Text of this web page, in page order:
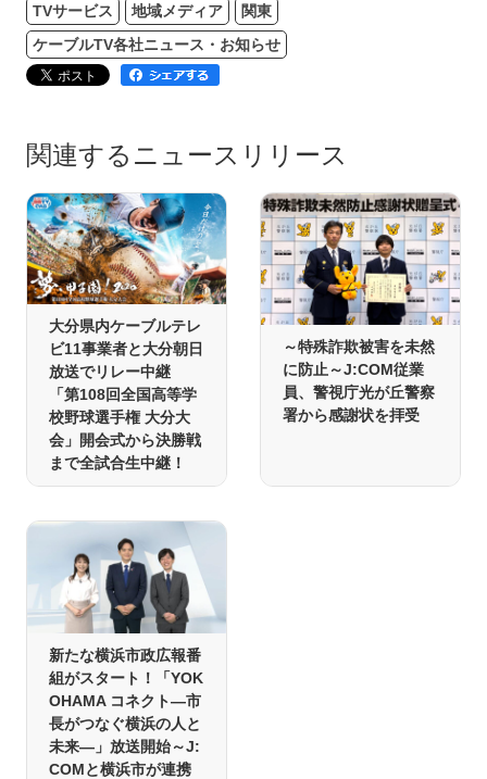
TVサービス 地域メディア
関東
ケーブルTV各社ニュース・お知らせ
関連するニュースリリース
大分県内ケーブルテレ
ビ11事業者と大分朝日
放送でリレー中継
「第108回全国高等学
校野球選手権 大分大
会」開会式から決勝戦
まで全試合生中継！
～特殊詐欺被害を未然
に防止～J:COM従業
員、警視庁光が丘警察
署から感謝状を拝受
新たな横浜市政広報番
組がスタート！「YOK
OHAMA コネクト―市
長がつなぐ横浜の人と
未来―」放送開始～J:
COMと横浜市が連携